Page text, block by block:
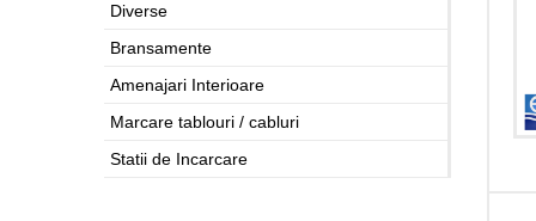
Diverse
Bransamente
Amenajari Interioare
Marcare tablouri / cabluri
Statii de Incarcare